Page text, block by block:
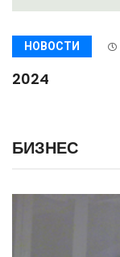
НОВОСТИ
2024
БИЗНЕС